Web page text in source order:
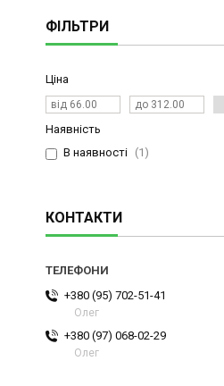
ФІЛЬТРИ
Ціна
Наявність
В наявності
1
КОНТАКТИ
+380 (95) 702-51-41
Олег
+380 (97) 068-02-29
Олег